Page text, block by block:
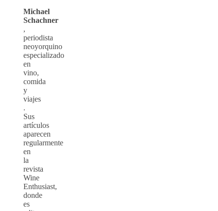
Michael
Schachner
,
periodista
neoyorquino
especializado
en
vino,
comida
y
viajes
.
Sus
artículos
aparecen
regularmente
en
la
revista
Wine
Enthusiast,
donde
es